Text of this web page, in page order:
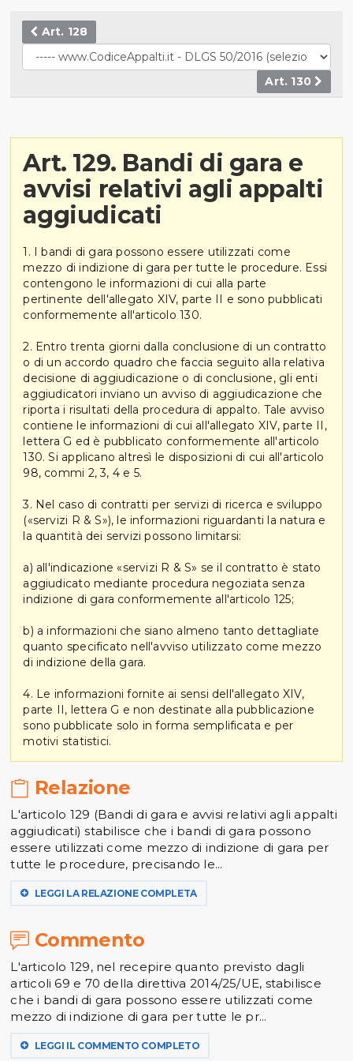
Art. 128
Art. 130
Art. 129. Bandi di gara e
avvisi relativi agli appalti
aggiudicati
1. I bandi di gara possono essere utilizzati come
mezzo di indizione di gara per tutte le procedure. Essi
contengono le informazioni di cui alla parte
pertinente dell'allegato XIV, parte II e sono pubblicati
conformemente all'articolo 130.
2. Entro trenta giorni dalla conclusione di un contratto
o di un accordo quadro che faccia seguito alla relativa
decisione di aggiudicazione o di conclusione, gli enti
aggiudicatori inviano un avviso di aggiudicazione che
riporta i risultati della procedura di appalto. Tale avviso
contiene le informazioni di cui all'allegato XIV, parte II,
lettera G ed è pubblicato conformemente all'articolo
130. Si applicano altresì le disposizioni di cui all'articolo
98, commi 2, 3, 4 e 5.
3. Nel caso di contratti per servizi di ricerca e sviluppo
(«servizi R & S»), le informazioni riguardanti la natura e
la quantità dei servizi possono limitarsi:
a) all'indicazione «servizi R & S» se il contratto è stato
aggiudicato mediante procedura negoziata senza
indizione di gara conformemente all'articolo 125;
b) a informazioni che siano almeno tanto dettagliate
quanto specificato nell'avviso utilizzato come mezzo
di indizione della gara.
4. Le informazioni fornite ai sensi dell'allegato XIV,
parte II, lettera G e non destinate alla pubblicazione
sono pubblicate solo in forma semplificata e per
motivi statistici.
Relazione
L'articolo 129 (Bandi di gara e avvisi relativi agli appalti
aggiudicati) stabilisce che i bandi di gara possono
essere utilizzati come mezzo di indizione di gara per
tutte le procedure, precisando le...
LEGGI LA RELAZIONE COMPLETA
Commento
L'articolo 129, nel recepire quanto previsto dagli
articoli 69 e 70 della direttiva 2014/25/UE, stabilisce
che i bandi di gara possono essere utilizzati come
mezzo di indizione di gara per tutte le pr...
LEGGI IL COMMENTO COMPLETO